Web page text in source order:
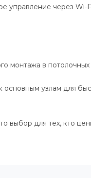
управление через Wi-
монтажа в потолочных
основным узлам для
выбор для тех, кто